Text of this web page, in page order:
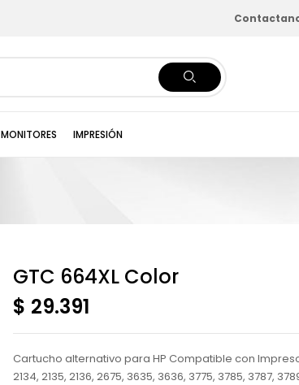
MONITORES IMPRESIÓN
GTC 664XL Color
$ 29.391
Cartucho alternativo para HP Compatible con
2134, 2135, 2136, 2675, 3635, 3636, 3775, 3785, 3787,